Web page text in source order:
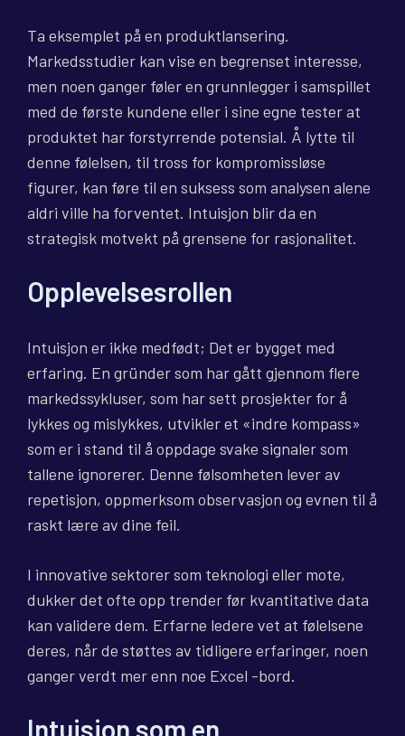
Ta eksemplet på en produktlansering.
Markedsstudier kan vise en begrenset interesse,
men noen ganger føler en grunnlegger i samspillet
med de første kundene eller i sine egne tester at
produktet har forstyrrende potensial. Å lytte til
denne følelsen, til tross for kompromissløse
figurer, kan føre til en suksess som analysen alene
aldri ville ha forventet. Intuisjon blir da en
strategisk motvekt på grensene for rasjonalitet.
Opplevelsesrollen
Intuisjon er ikke medfødt; Det er bygget med
erfaring. En gründer som har gått gjennom flere
markedssykluser, som har sett prosjekter for å
lykkes og mislykkes, utvikler et «indre kompass»
som er i stand til å oppdage svake signaler som
tallene ignorerer. Denne følsomheten lever av
repetisjon, oppmerksom observasjon og evnen til å
raskt lære av dine feil.
I innovative sektorer som teknologi eller mote,
dukker det ofte opp trender før kvantitative data
kan validere dem. Erfarne ledere vet at følelsene
deres, når de støttes av tidligere erfaringer, noen
ganger verdt mer enn noe Excel -bord.
Intuisjon som en